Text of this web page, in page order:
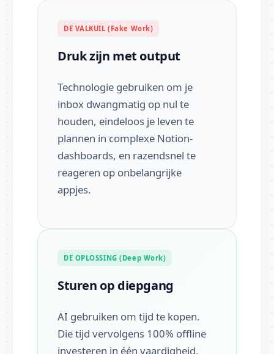
DE VALKUIL (Fake Work)
Druk zijn met output
Technologie gebruiken om je
inbox dwangmatig op nul te
houden, eindeloos je leven te
plannen in complexe Notion-
dashboards, en razendsnel te
reageren op onbelangrijke
appjes.
DE OPLOSSING (Deep Work)
Sturen op diepgang
AI gebruiken om tijd te kopen.
Die tijd vervolgens 100% offline
investeren in één vaardigheid,